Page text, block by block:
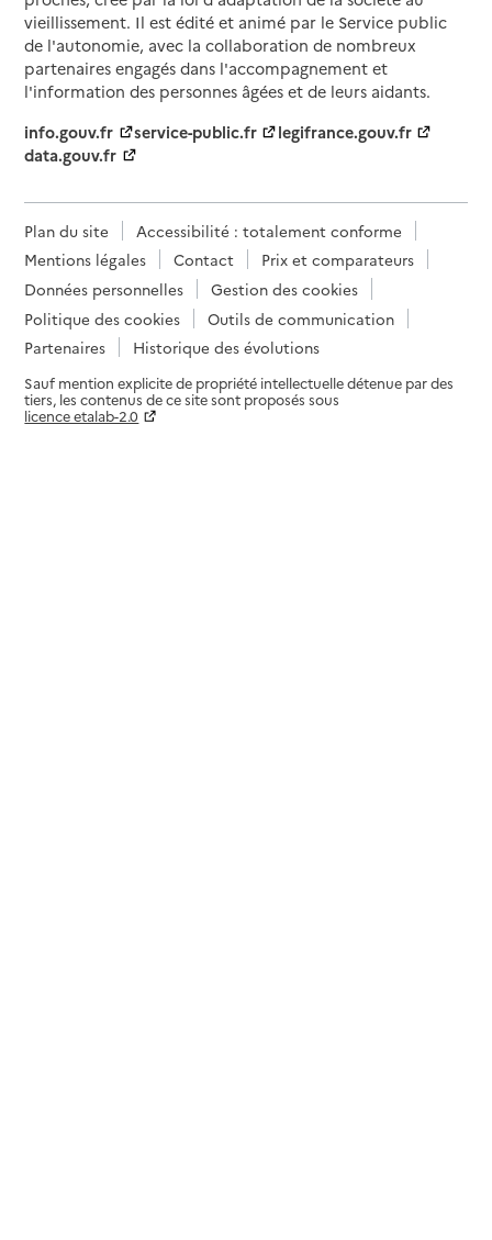
vieillissement. Il est édité et animé par le Service public
de l'autonomie, avec la collaboration de nombreux
partenaires engagés dans l'accompagnement et
l'information des personnes âgées et de leurs aidants.
info.gouv.fr
service-public.fr
legifrance.gouv.fr
data.gouv.fr
Plan du site
Accessibilité : totalement conforme
Mentions légales
Contact
Prix et comparateurs
Données personnelles
Gestion des cookies
Politique des cookies
Outils de communication
Partenaires
Historique des évolutions
Sauf mention explicite de propriété intellectuelle détenue par des
tiers, les contenus de ce site sont proposés sous
licence etalab-2.0